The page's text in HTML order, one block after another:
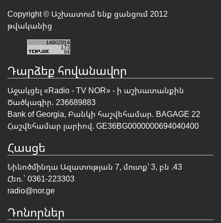
Copyright © Աշխատում ենք ցանցում 2012
թվականից
Դարձեք հովանավոր
Աջակցել «Radio - TV NOR» - ի աշխատանքին
Ծածկագիր. 236689883
Bank of Georgia, Բանկի հաշվեհամար. BAGAGE 22
Հաշվեհամար լարիով. GE36BG0000000694040400
Հասցե
Նինոծմինդա Ազատության 7, մուտք՝ 3, բն .43
Հեռ.` 0361-223303
radio@nor.ge
Դոնորներ